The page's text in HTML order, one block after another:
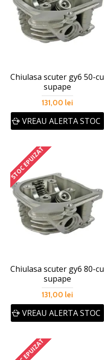
Chiulasa scuter gy6 50-cu
supape
131,00 lei
VREAU ALERTA STOC
STOC EPUIZAT
Chiulasa scuter gy6 80-cu
supape
131,00 lei
VREAU ALERTA STOC